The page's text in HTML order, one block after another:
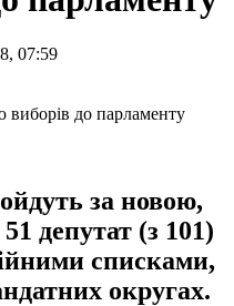
07:59
за новою,
депутат (з 101)
списками,
округах.